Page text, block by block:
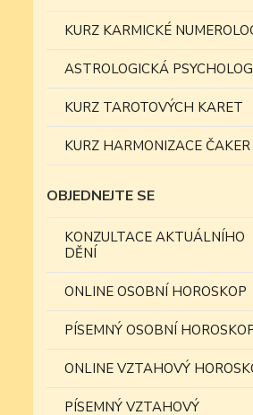
KURZ KARMICKÉ
ASTROLOGICKÁ
KURZ TAROTOVÝCH KARET
KURZ HARMONIZACE ČAKER
OBJEDNEJTE SE
KONZULTACE AKTUÁLNÍHO
DĚNÍ
ONLINE OSOBNÍ HOROSKOP
PÍSEMNÝ OSOBNÍ
ONLINE VZTAHOVÝ
PÍSEMNÝ VZTAHOVÝ